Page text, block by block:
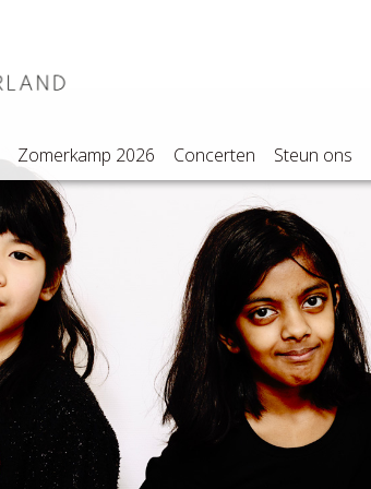
Zomerkamp 2026 Concerten Steun ons